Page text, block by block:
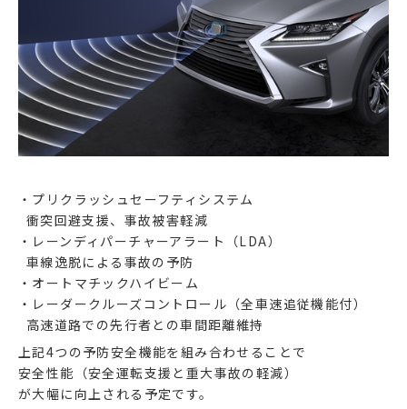
・プリクラッシュセーフティシステム
衝突回避支援、事故被害軽減
・レーンディパーチャーアラート（LDA）
車線逸脱による事故の予防
・オートマチックハイビーム
・レーダークルーズコントロール（全車速追従機能付）
高速道路での先行者との車間距離維持
上記4つの予防安全機能を組み合わせることで
安全性能（安全運転支援と重大事故の軽減）
が大幅に向上される予定です。